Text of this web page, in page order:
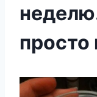
просто